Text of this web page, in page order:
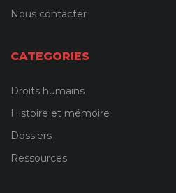
Nous contacter
CATEGORIES
Droits humains
Histoire et mémoire
Dossiers
Ressources